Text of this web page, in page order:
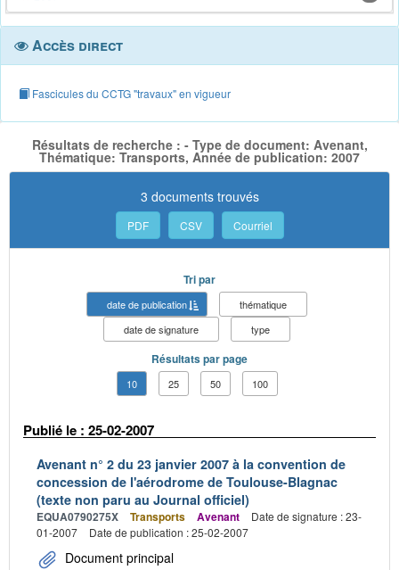
Accès direct
Fascicules du CCTG "travaux" en vigueur
Résultats de recherche : - Type de document: Avenant,
Thématique: Transports, Année de publication: 2007
3 documents trouvés
PDF CSV Courriel
Tri par
date de publication
thématique
date de signature
type
Résultats par page
10 25 50 100
Publié le : 25-02-2007
Avenant n° 2 du 23 janvier 2007 à la convention de
concession de l'aérodrome de Toulouse-Blagnac
(texte non paru au Journal officiel)
EQUA0790275X Transports Avenant
Date de signature : 23-
01-2007
Date de publication : 25-02-2007
Document principal